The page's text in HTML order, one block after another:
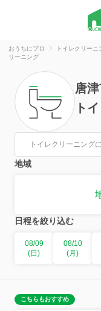
おうちにプロ トイレクリーニ
リーニング
唐
ト
トイレクリーニング
地域
日程を絞り込む
08/09
(日)
08/10
(月)
こちらもおすすめ